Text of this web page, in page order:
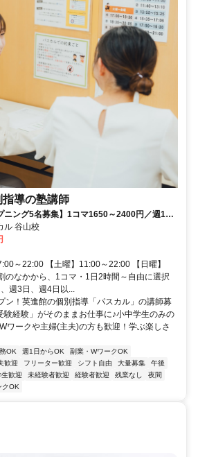
導の塾講師
ニング5名募集】1コマ1650～2400円／週1
Wワーク歓迎！
ル 谷山校
～22:00 【土曜】11:00～22:00 【日曜】
なかから、1コマ・1日2時間～自由に選択
週3日、週4日以...
ン！英進館の個別指導「パスカル」の講師募
験経験」がそのままお仕事に♪小中学生のみの
ワークや主婦(主夫)の方も歓迎！学ぶ楽しさ
OK 週1日からOK
副業・WワークOK
歓迎 フリーター歓迎 シフト自由 大量募集
午後
生歓迎 未経験者歓迎 経験者歓迎 残業なし
夜間
クOK